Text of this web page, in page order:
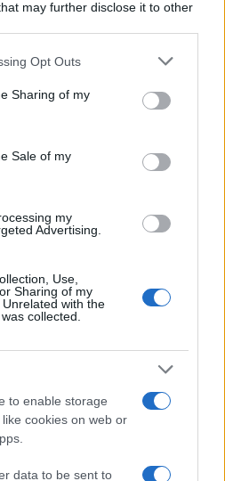
may further disclose it to other
app uses one or more Google
behaviour. You may click to
and its third-party tags to
purposes in below Google
Opt Outs
Sharing of my
Sale of my
my
Advertising.
Use,
Sharing of my
with the
collected.
to enable storage
cookies on web or
data to be sent to